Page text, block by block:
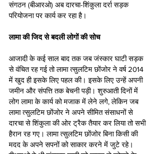
संगठन (बीआरओ) अब दारचा-शिंकुला दर्रा सड़क
परियोजना पर कार्य कर रहा है।
लामा की जिद से बदली लोगों की सोच
आजादी के कई साल बाद तक जब जंस्कार घाटी सड़क
से वंचित रह गई तो लामा त्सुलटिम छोंजोर ने वर्ष 2014
में खुद ही इसके लिए पहल की। इसके लिए उन्हें अपनी
जमीन और संपत्ति तक बेचनी पड़ी। शुरुआती दिनों में
लोग लामा के कार्य को मजाक में लेने लगे, लेकिन जब
लामा त्सुलटिम छोंजोर ने अपने सीमित संसाधनों से
दारचा से शिंकुला की ओर ट्रैक तैयार कर लिया तो सभी
हैरान रह गए। लामा त्सुलटिम छोंजोर बिना किसी की
मदद के अपने सपनों को साकार करने में जुटे रहे।